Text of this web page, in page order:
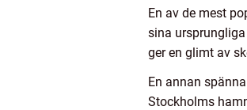
En av de mest
sina
ger en glimt av
En annan
Stockholms